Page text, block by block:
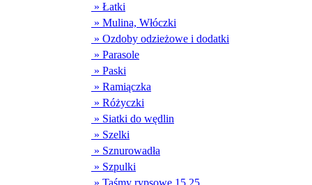
» Łatki
» Mulina, Włóczki
» Ozdoby odzieżowe i dodatki
» Parasole
» Paski
» Ramiączka
» Różyczki
» Siatki do wędlin
» Szelki
» Sznurowadła
» Szpulki
» Taśmy rypsowe 15,25